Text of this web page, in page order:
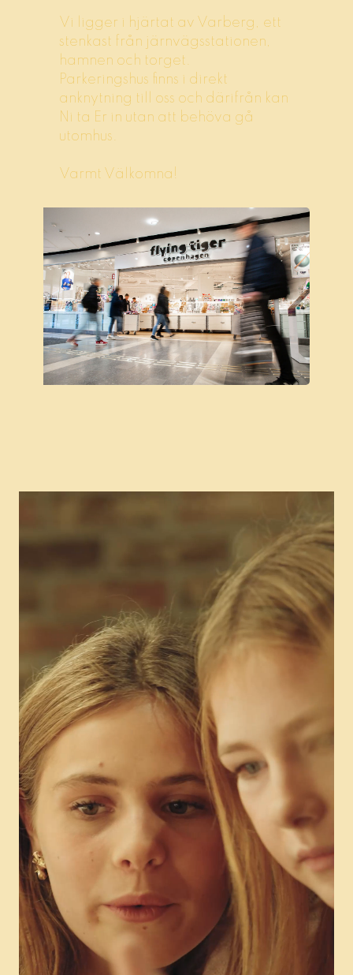
Vi ligger i hjärtat av Varberg, ett
stenkast från järnvägsstationen,
hamnen och torget.
Parkeringshus finns i direkt
anknytning till oss och därifrån kan
Ni ta Er in utan att behöva gå
utomhus.
Varmt Välkomna!